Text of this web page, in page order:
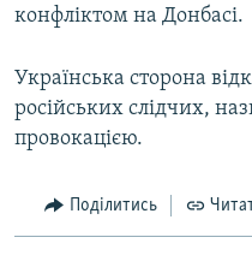
конфліктом на Донбасі.
Українська сторона
російських слідчих,
провокацією.
Поділитись